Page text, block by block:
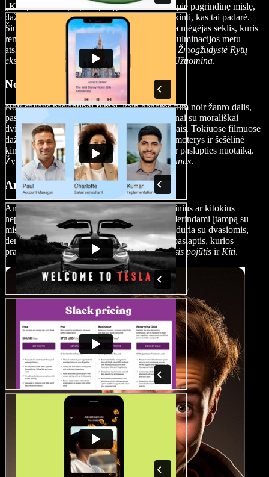
„Kas padarė?“ tipo paslaptingi filmai sukasi apie pagrindinę mįslę,
dažniausiai nusikaltimą, kurios esmė – išsiaiškinti, kas tai padarė.
Šiuose filmuose dažnai veikia detektyvas arba mėgėjas seklis, kuris
renka užuominas, apklausia įtariamuosius ir kulminacijos metu
atskleidžia kaltininką. Klasikiniai pavyzdžiai: Žmogžudystė Rytų
eksprese
Stiklo svogūnas: Ištraukti peiliai Užuomina.
Noir stiliaus paslaptingi filmai
Noir stiliaus paslaptingi filmai, kaip bendros film noir žanro dalis,
pasižymi tamsia ir paslaptinga atmosfera, dažnai su morališkai
dviprasmiškais personažais bei painiais siužetais. Tokiuose filmuose
dažnai veikia užkietėję detektyvai, fatališkos moterys ir šešėlinė
kinematografija, kurianti nuolatinės įtampos ir paslapties nuotaiką.
Žymūs pavyzdžiai:Malto sakalasirČainataunas.
Antgamtiniai paslaptingi filmai
Antgamtiniai paslaptingi filmai įpinа antgamtinius ar kitokius
nepaprastus elementus į paslaptingą siužetą, derindami įtampą su
mistika. Tokiuose filmuose tyrėjai dažnai susiduria su dvasiomis,
demonais ar keistais reiškiniais ir atskleidžia paslaptis, kurios
pranoksta žemišką pasaulį. Pavyzdžiai:Šeštasis pojūtis ir Kiti.